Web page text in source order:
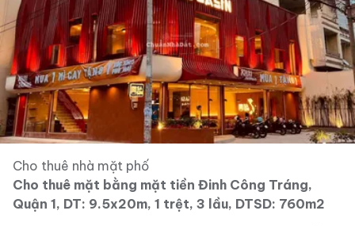
Cho thuê nhà mặt phố
Cho thuê mặt bằng mặt tiền Đinh Công Tráng,
Quận 1, DT: 9.5x20m, 1 trệt, 3 lầu, DTSD: 760m2